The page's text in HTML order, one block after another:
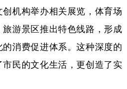
机构举办相关展览，体育场
游景区推出特色线路，形成
消费促进体系。这种深度的
民的文化生活，更创造了实